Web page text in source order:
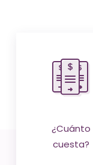
¿Cuánto
cuesta?